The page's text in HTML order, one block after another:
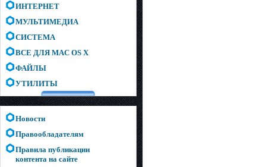
ИНТЕРНЕТ
МУЛЬТИМЕДИА
СИСТЕМА
ВСЕ ДЛЯ MAC OS X
ФАЙЛЫ
УТИЛИТЫ
Новости
Правообладателям
Правила публикации
контента на сайте